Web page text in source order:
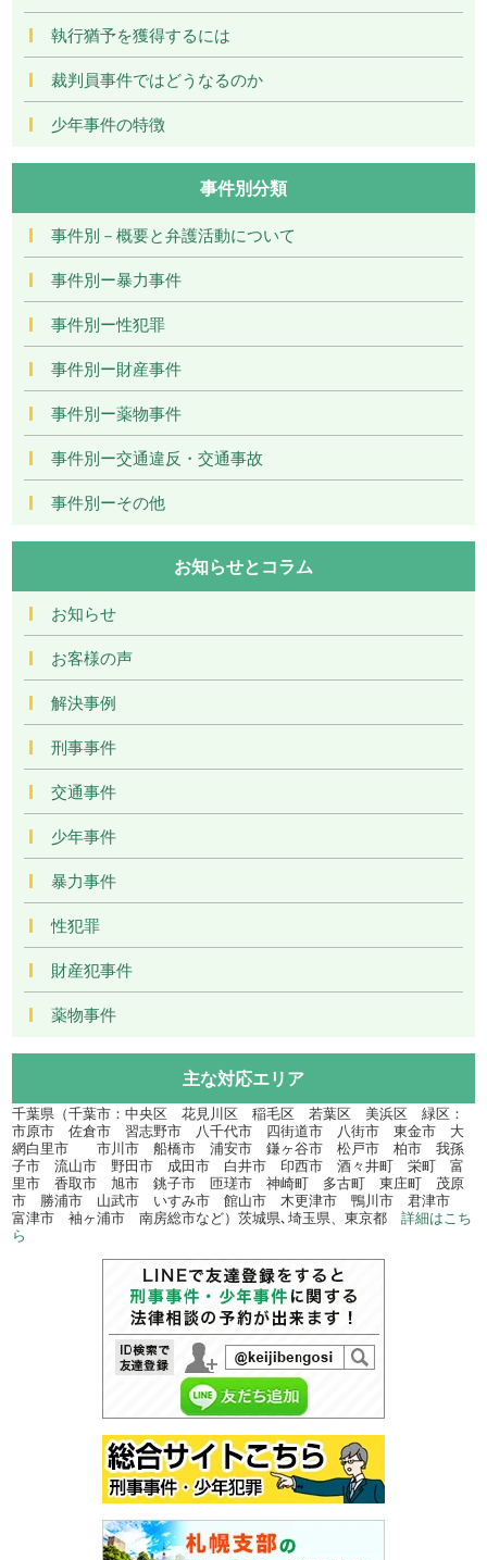
執行猶予を獲得するには
裁判員事件ではどうなるのか
少年事件の特徴
事件別分類
事件別－概要と弁護活動について
事件別ー暴力事件
事件別ー性犯罪
事件別ー財産事件
事件別ー薬物事件
事件別ー交通違反・交通事故
事件別ーその他
お知らせとコラム
お知らせ
お客様の声
解決事例
刑事事件
交通事件
少年事件
暴力事件
性犯罪
財産犯事件
薬物事件
主な対応エリア
千葉県（千葉市：中央区 花見川区 稲毛区 若葉区 美浜区 緑区：
市原市 佐倉市 習志野市 八千代市 四街道市 八街市 東金市 大
網白里市 市川市 船橋市 浦安市 鎌ヶ谷市 松戸市 柏市 我孫
子市 流山市 野田市 成田市 白井市 印西市 酒々井町 栄町 富
里市 香取市 旭市 銚子市 匝瑳市 神崎町 多古町 東庄町 茂原
市 勝浦市 山武市 いすみ市 館山市 木更津市 鴨川市 君津市
富津市 袖ヶ浦市 南房総市など）茨城県､埼玉県、東京都詳細はこち
ら